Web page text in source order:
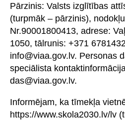
Pārzinis: Valsts izglītības
(turpmāk – pārzinis),
Nr.90001800413, adrese:
1050, tālrunis: +371
info@viaa.gov.lv. Personas
speciālista
das@viaa.gov.lv.
Informējam, ka tīmekļa
https://www.skola2030.lv/lv